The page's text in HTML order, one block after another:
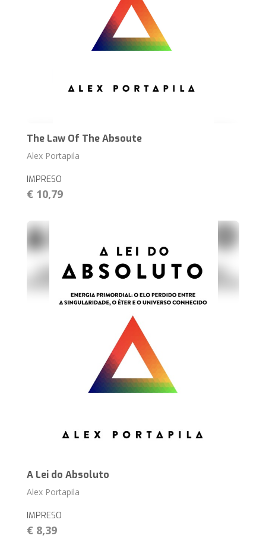
The Law Of The Absoute
Alex Portapila
IMPRESO
€ 10,79
A Lei do Absoluto
Alex Portapila
IMPRESO
€ 8,39